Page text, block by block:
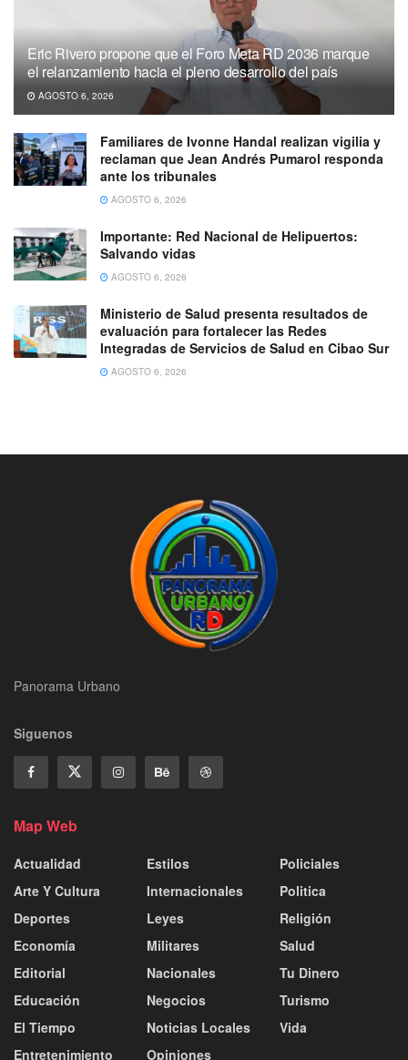
Eric Rivero propone que el Foro Meta RD 2036 marque
el relanzamiento hacia el pleno desarrollo del país
AGOSTO 6, 2026
Familiares de Ivonne Handal realizan vigilia y
reclaman que Jean Andrés Pumarol responda
ante los tribunales
AGOSTO 6, 2026
Importante: Red Nacional de Helipuertos:
Salvando vidas
AGOSTO 6, 2026
Ministerio de Salud presenta resultados de
evaluación para fortalecer las Redes
Integradas de Servicios de Salud en Cibao Sur
AGOSTO 6, 2026
Panorama Urbano
Siguenos
Map Web
Actualidad
Arte Y Cultura
Deportes
Economía
Editorial
Educación
El Tiempo
Entretenimiento
Estilos
Internacionales
Leyes
Militares
Nacionales
Negocios
Noticias Locales
Opiniones
Policiales
Politica
Religión
Salud
Tu Dinero
Turismo
Vida